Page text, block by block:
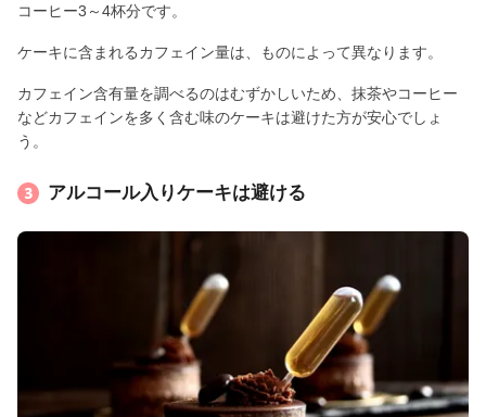
コーヒー3～4杯分です。
ケーキに含まれるカフェイン量は、ものによって異なります。
カフェイン含有量を調べるのはむずかしいため、抹茶やコーヒー
などカフェインを多く含む味のケーキは避けた方が安心でしょ
う。
アルコール入りケーキは避ける